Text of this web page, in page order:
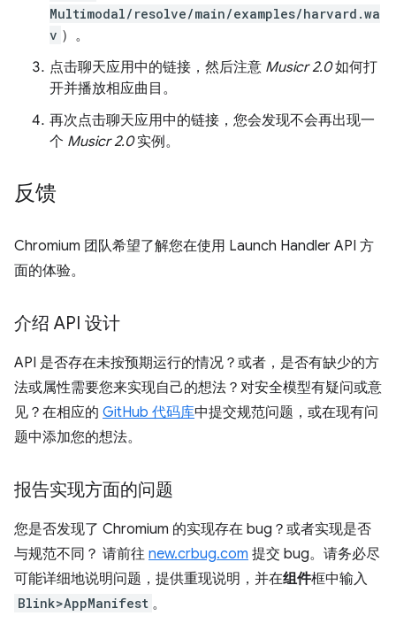
Multimodal/resolve/main/examples/harvard.wa
v ）。
点击聊天应用中的链接，然后注意 Musicr 2.0如何打
开并播放相应曲目。
再次点击聊天应用中的链接，您会发现不会再出现一
个 Musicr 2.0实例。
反馈
Chromium 团队希望了解您在使用 Launch Handler API 方
面的体验。
介绍 API 设计
API 是否存在未按预期运行的情况？或者，是否有缺少的方
法或属性需要您来实现自己的想法？对安全模型有疑问或意
见？在相应的 GitHub 代码库中提交规范问题，或在现有问
题中添加您的想法。
报告实现方面的问题
您是否发现了 Chromium 的实现存在 bug？或者实现是否
与规范不同？ 请前往 new.crbug.com 提交 bug。请务必尽
可能详细地说明问题，提供重现说明，并在组件框中输入
Blink>AppManifest 。